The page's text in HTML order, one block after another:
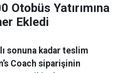
Otobüs Yatırımına
Ekledi
sonuna kadar teslim
Coach siparişinin